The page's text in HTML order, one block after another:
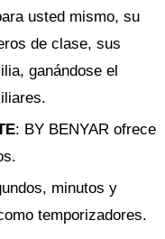
usted mismo, su
de clase, sus
ganándose el
: BY BENYAR ofrece
minutos y
temporizadores.